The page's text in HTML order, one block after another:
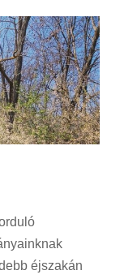
éjszakán